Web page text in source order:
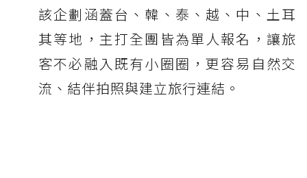
該企劃涵蓋台、韓、泰、越、中、土耳
其等地，主打全團皆為單人報名，讓旅
客不必融入既有小圈圈，更容易自然交
流、結伴拍照與建立旅行連結。